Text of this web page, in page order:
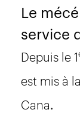
Le
service
Depuis le 1
est mis à
Cana.